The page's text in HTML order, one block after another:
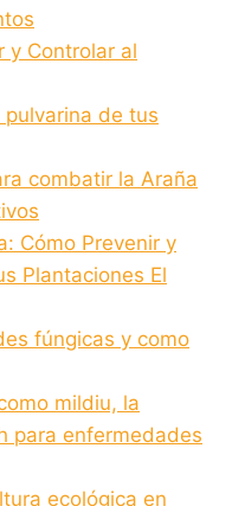
y Controlar al
pulvarina de tus
combatir la Araña
Cómo Prevenir y
Plantaciones El
fúngicas y como
mildiu, la
para enfermedades
ecológica en